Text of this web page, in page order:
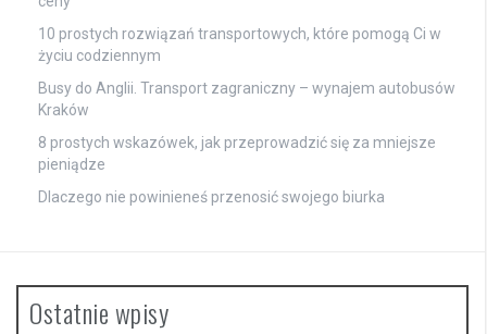
10 prostych rozwiązań transportowych, które pomogą Ci w
życiu codziennym
Busy do Anglii. Transport zagraniczny – wynajem autobusów
Kraków
8 prostych wskazówek, jak przeprowadzić się za mniejsze
pieniądze
Dlaczego nie powinieneś przenosić swojego biurka
Ostatnie wpisy